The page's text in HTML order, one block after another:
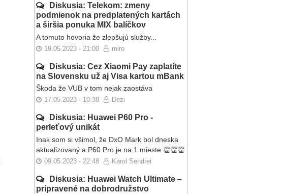
Diskusia: Telekom: zmeny
podmienok na predplatených kartách
a širšia ponuka MIX balíčkov
A tomuto hovoria že zlepšujú služby...
19.05.2023 - 21:00 miro
Diskusia: Cez Xiaomi Pay zaplatíte
na Slovensku už aj Visa kartou mBank
Škoda že VUB v tom nejak zaostáva
17.05.2023 - 10:38 Dezi
Diskusia: Huawei P60 Pro -
perleťový unikát
Inak som si všimol, že DxO Mark bol dneska
aktualizovaný a P60 Pro je na 1.mieste 👏👏👏
09.05.2023 - 22:48 Karol Sendrei
Diskusia: Huawei Watch Ultimate –
pripravené na dobrodružstvo